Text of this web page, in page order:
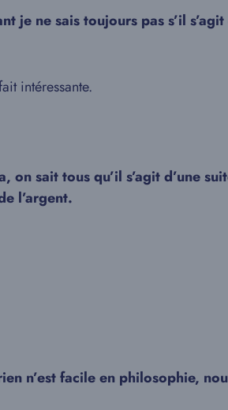
je ne sais toujours pas s’il
intéressante.
sait tous qu’il s’agit d’une
l’argent.
n’est facile en philosophie,